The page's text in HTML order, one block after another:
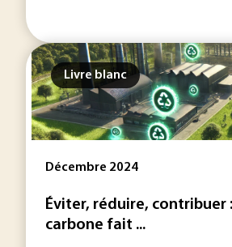
Livre blanc
Décembre 2024
Éviter, réduire, contribuer
carbone fait ...